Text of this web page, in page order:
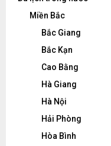
Miền Bắc
Bắc Giang
Bắc Kạn
Cao Bằng
Hà Giang
Hà Nội
Hải Phòng
Hòa Bình